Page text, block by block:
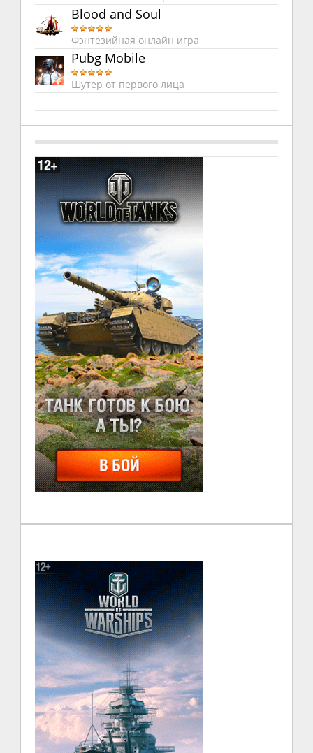
Blood and Soul
Фэнтезийная онлайн игра
Pubg Mobile
Шутер от первого лица